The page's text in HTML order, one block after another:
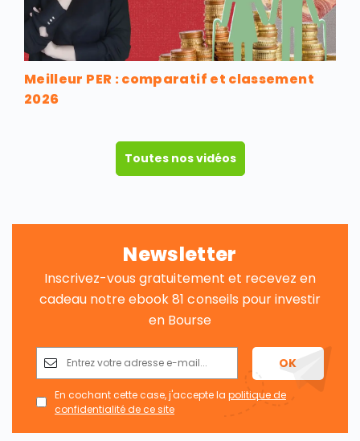
Meilleur PER : comparatif et classement
2026
Toutes nos vidéos
Newsletter
Inscrivez-vous gratuitement et recevez en
cadeau notre ebook 81 conseils pour investir
en Bourse
En cochant cette case, j'accepte la politique de
confidentialité de ce site